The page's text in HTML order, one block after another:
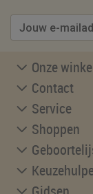
Onze
Contact
Service
Shoppen